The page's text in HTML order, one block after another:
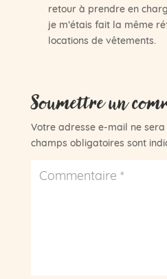
retour à prendre en
je m’étais fait la même
locations de vêtements.
Soumettre un
Votre adresse e-mail ne
champs obligatoires sont